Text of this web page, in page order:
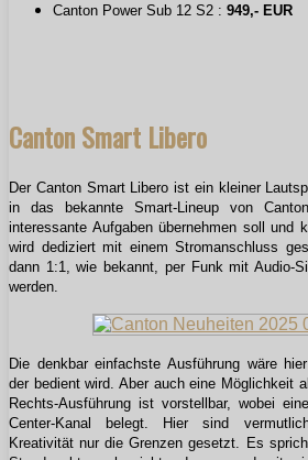
Canton Power Sub 12 S2 : 949,- EUR
Canton Smart Libero
Der Canton Smart Libero ist ein kleiner
in das bekannte Smart-Lineup von
interessante Aufgaben übernehmen soll und
wird dediziert mit einem Stromanschluss
dann 1:1, wie bekannt, per Funk mit Audio-
werden.
Die denkbar einfachste Ausführung wäre
der bedient wird. Aber auch eine Möglichkeit
Rechts-Ausführung ist vorstellbar, wobei
Center-Kanal belegt. Hier sind
Kreativität nur die Grenzen gesetzt. Es